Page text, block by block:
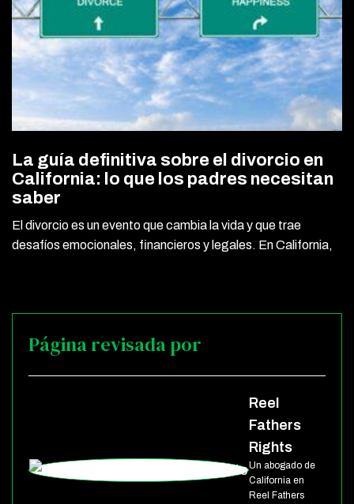
La guía definitiva sobre el divorcio en
California: lo que los padres necesitan
saber
El divorcio es un evento que cambia la vida y que trae
desafíos emocionales, financieros y legales. En California,
Página revisada por
Reel
Fathers
Rights
Un abogado de
California en
Reel Fathers